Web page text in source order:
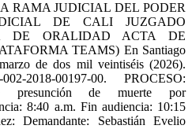
RAMA JUDICIAL DEL PODER
DE CALI JUZGADO
DE ORALIDAD ACTA DE
TEAMS) En Santiago
de dos mil veintiséis (2026).
2018-00197-00. PROCESO:
presunción de muerte por
8:40 a.m. Fin audiencia: 10:15
Demandante: Sebastián Evelio